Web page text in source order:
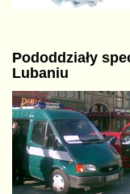
Pododdziały
Lubaniu